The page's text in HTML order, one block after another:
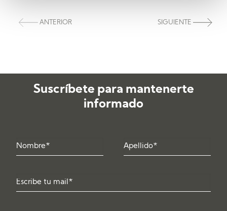
ANTERIOR SIGUIENTE
Suscríbete para mantenerte
informado